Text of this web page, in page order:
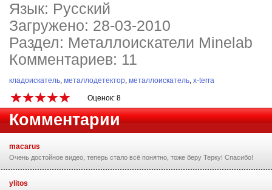
Язык: Русский
Загружено: 28-03-2010
Раздел: Металлоискатели Minelab
Комментариев: 11
кладоискатель, металлодетектор, металлоискатель, x-terra
Оценок: 8
Комментарии
macarus
Очень достойное видео, теперь стало всё понятно, тоже беру Терку! Спасибо!
ylitos